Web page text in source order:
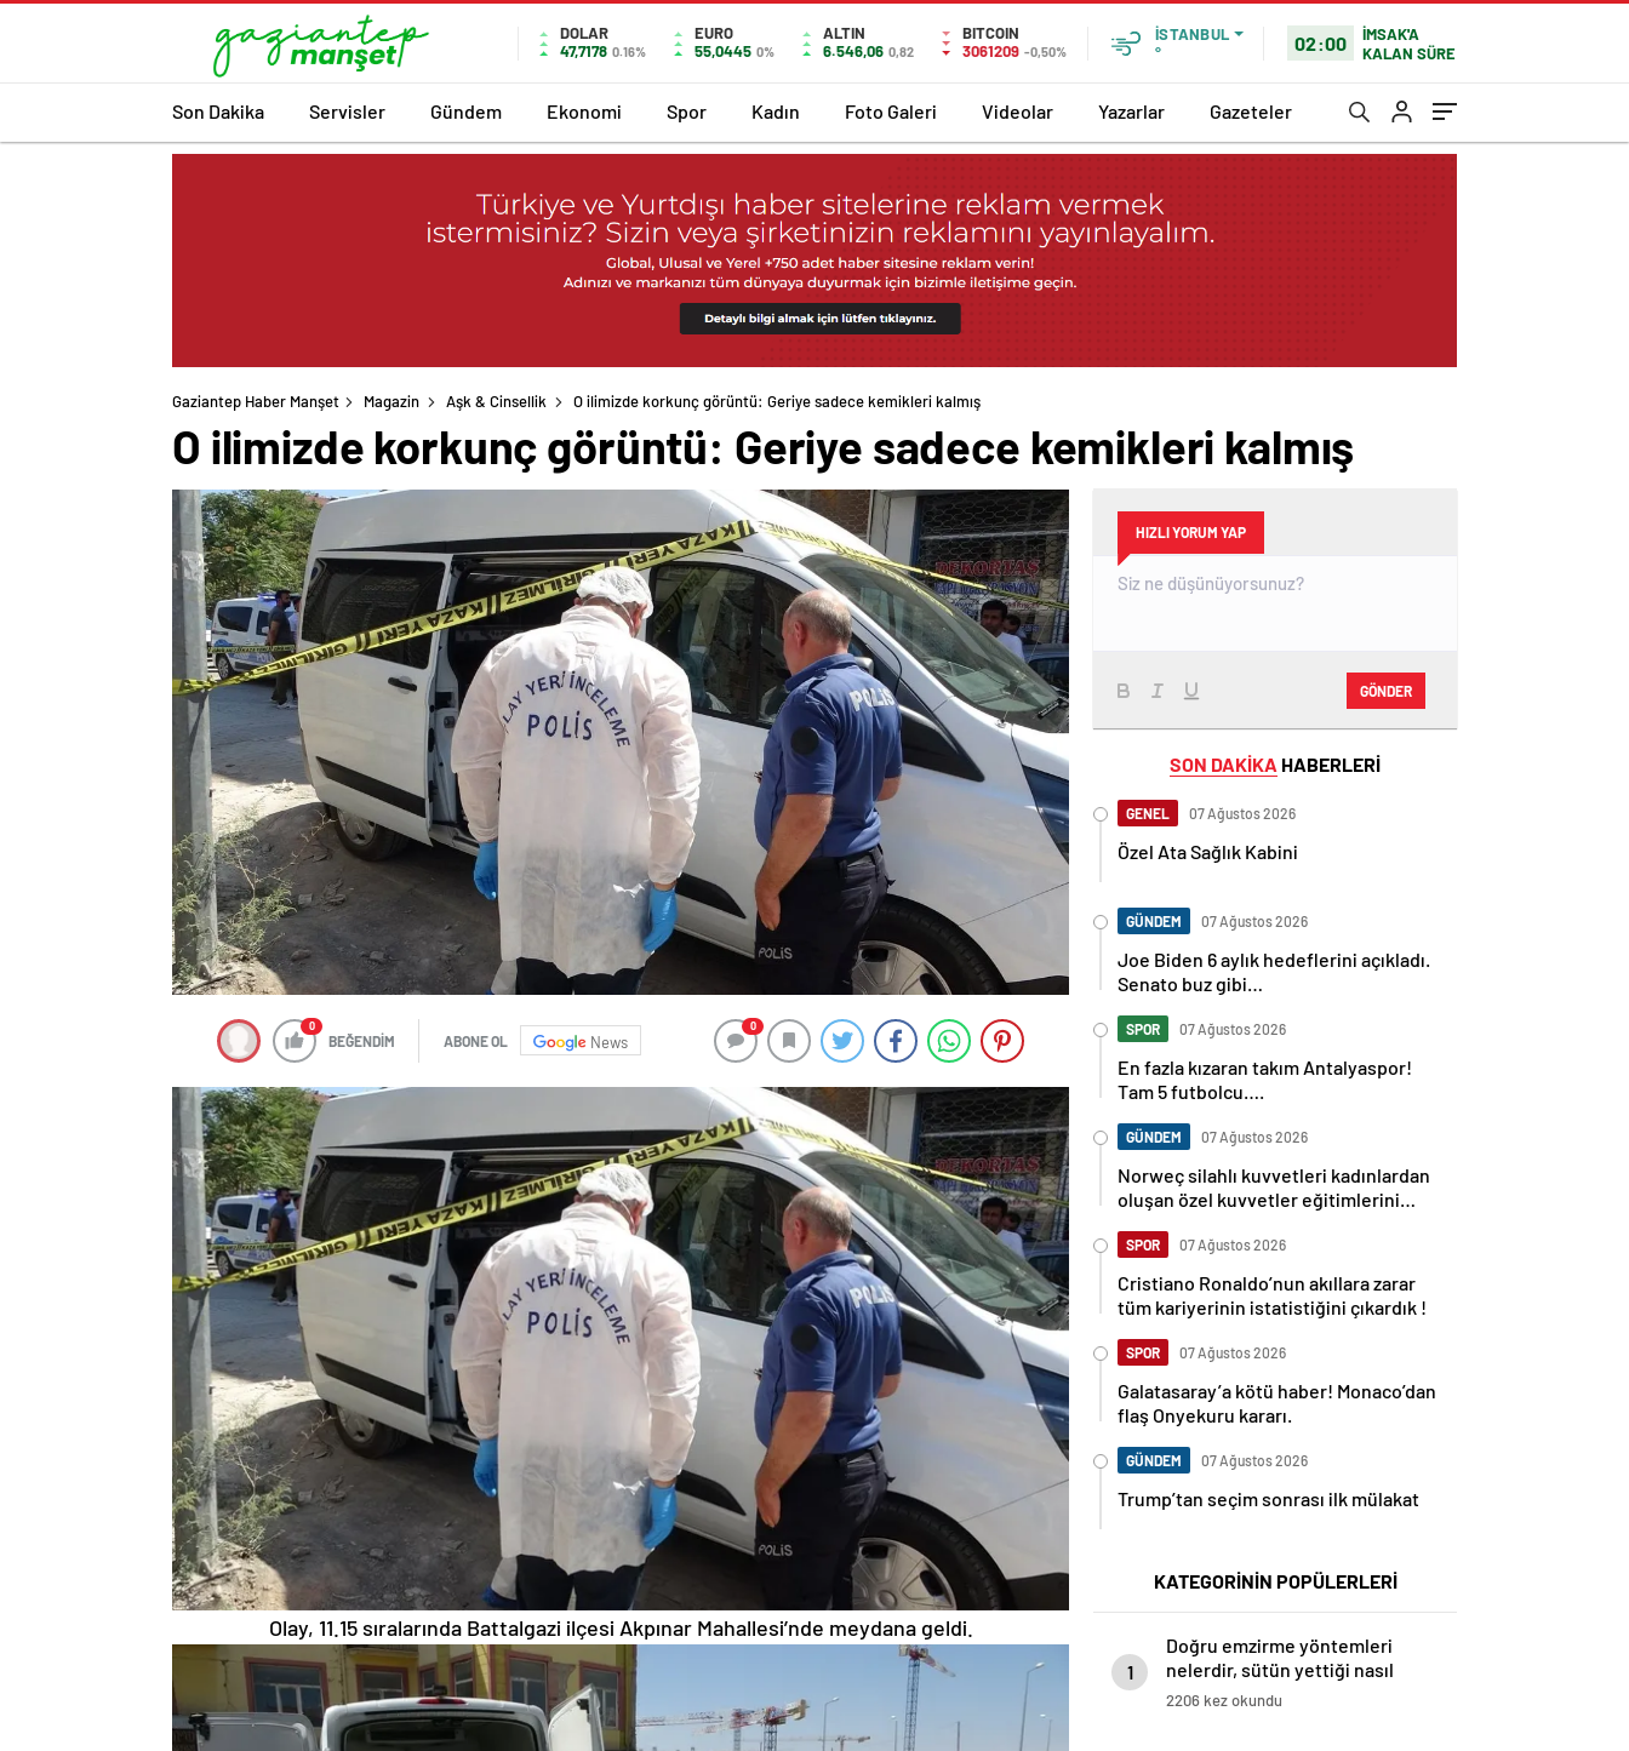
DOLAR
47,7178 0.16%
EURO
55,0445 0%
ALTIN
6.546,06 0,82
BITCOIN
3061209 -0,50%
İSTANBUL
°
02:00
İMSAK'A
KALAN SÜRE
Son Dakika Servisler Gündem Ekonomi Spor Kadın Foto Galeri Videolar Yazarlar Gazeteler
Gaziantep Haber Manşet Magazin Aşk & Cinsellik O ilimizde korkunç görüntü: Geriye sadece kemikleri kalmış
O ilimizde korkunç görüntü: Geriye sadece kemikleri kalmış
0
BEĞENDİM ABONE OL News
0
Olay, 11.15 sıralarında Battalgazi ilçesi Akpınar Mahallesi’nde meydana geldi.
HIZLI YORUM YAP
GÖNDER
SON DAKİKA HABERLERİ
GENEL 07 Ağustos 2026
Özel Ata Sağlık Kabini
GÜNDEM 07 Ağustos 2026
Joe Biden 6 aylık hedeflerini açıkladı.
Senato buz gibi…
SPOR 07 Ağustos 2026
En fazla kızaran takım Antalyaspor!
Tam 5 futbolcu….
GÜNDEM 07 Ağustos 2026
Norweç silahlı kuvvetleri kadınlardan
oluşan özel kuvvetler eğitimlerini
SPOR 07 Ağustos 2026
Cristiano Ronaldo’nun akıllara zarar
tüm kariyerinin istatistiğini çıkardık !
SPOR 07 Ağustos 2026
Galatasaray’a kötü haber! Monaco’dan
flaş Onyekuru kararı.
GÜNDEM 07 Ağustos 2026
Trump’tan seçim sonrası ilk mülakat
KATEGORİNİN POPÜLERLERİ
1
Doğru emzirme yöntemleri
nelerdir, sütün yettiği nasıl
anlaşılır?
2206 kez okundu